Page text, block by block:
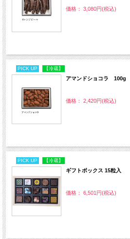
価格： 3,080円(税込)
PICK UP 【冷蔵】
アマンドショコラ 100g
価格： 2,420円(税込)
PICK UP 【冷蔵】
ギフトボックス 15粒入
価格： 6,501円(税込)